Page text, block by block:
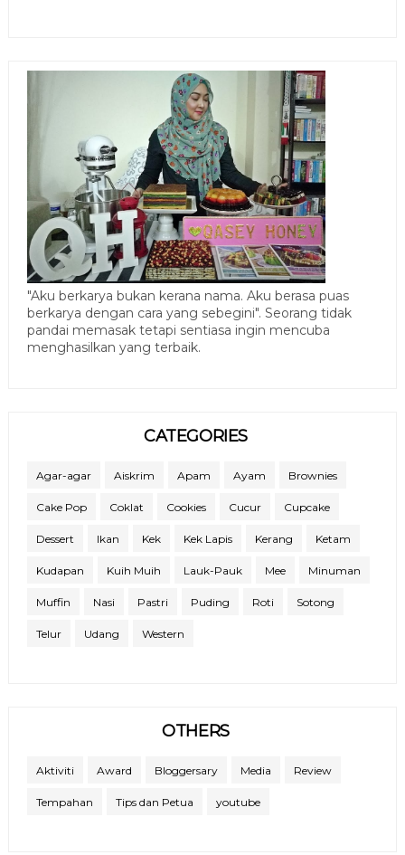
"Aku berkarya bukan kerana nama. Aku berasa puas
berkarya dengan cara yang sebegini". Seorang tidak
pandai memasak tetapi sentiasa ingin mencuba
menghasilkan yang terbaik.
CATEGORIES
Agar-agar Aiskrim Apam Ayam Brownies
Cake Pop Coklat Cookies Cucur Cupcake
Dessert Ikan Kek Kek Lapis Kerang Ketam
Kudapan Kuih Muih Lauk-Pauk Mee Minuman
Muffin Nasi Pastri Puding Roti Sotong
Telur Udang Western
OTHERS
Aktiviti Award Bloggersary Media Review
Tempahan Tips dan Petua youtube